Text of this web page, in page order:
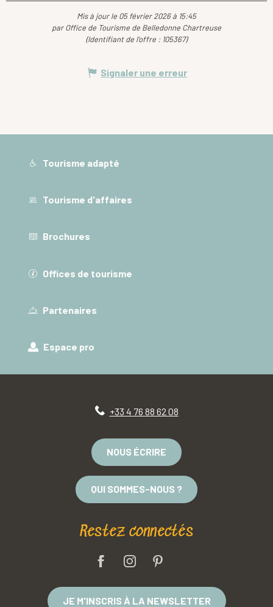
Mis à jour le 05 février 2026 à 15:45
par Office de Tourisme de Belledonne Chartreuse
(Identifiant de l'offre : 105367)
Signaler une erreur
Tourisme adapté
Tourisme d'affaires
Brochures
Offices de tourisme
Partenaires
Espace pro
+33 4 76 88 62 08
NOUS ÉCRIRE
QUI SOMMES-NOUS ?
Restez connectés
JE M'INSCRIS À LA NEWSLETTER